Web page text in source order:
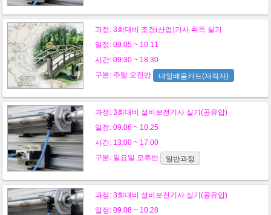
과정: 3회대비 조경(산업)기사 취득 실기
일정: 09.05 ~ 10.11
시간: 09:30 ~ 18:30
구분: 주말 오전반 내일배움카드(재직자)
과정: 3회대비 설비보전기사 실기(공유압)
일정: 09.06 ~ 10.25
시간: 13:00 ~ 17:00
구분: 일요일 오후반 일반과정
과정: 3회대비 설비보전기사 실기(공유압)
일정: 09.08 ~ 10.28